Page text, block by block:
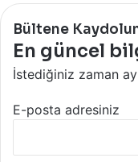
Bültene
En güncel
İstediğiniz zaman
E-posta adresiniz